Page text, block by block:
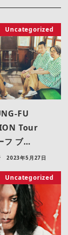
Uncategorized
FU
Tour
フ ブ…
2023年5月27日
Uncategorized